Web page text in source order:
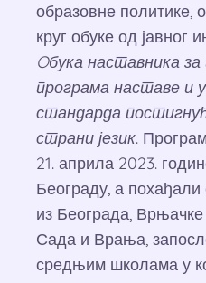
образовне политике,
круг обуке од јавног
Oбука наставника
програма наставе и
стандарда
страни језик.
21. априла 2023.
Београду, а похађали
из Београда,
Сада и Врања,
средњим школама у